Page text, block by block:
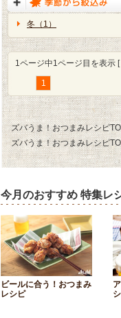
冬（1）
1ページ中1ページ目を表示
1
ズバうま！おつまみレシピ
ズバうま！おつまみレシピ
今月のおすすめ 特集レ
ビールに合う！おつまみ
レシピ